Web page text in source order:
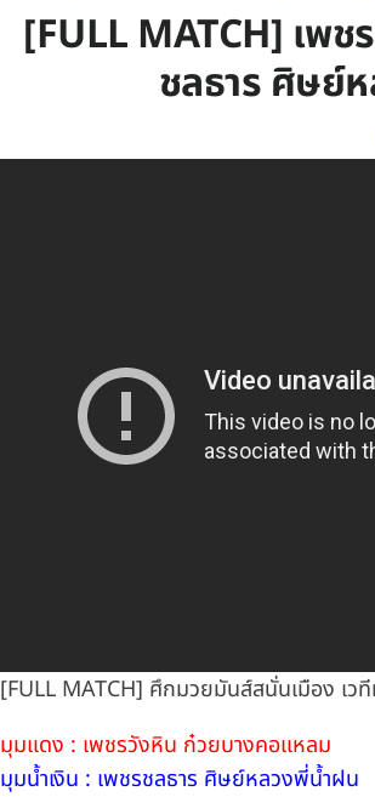
[FULL MATCH] เพ
ชลธาร ศิษย์
[FULL MATCH] ศึกมวยมันส์สนั่นเมือง เ
มุมแดง : เพชรวังหิน ก๋วยบางคอแหลม
มุมน้ำเงิน : เพชรชลธาร ศิษย์หลวงพี่น้ำฝน